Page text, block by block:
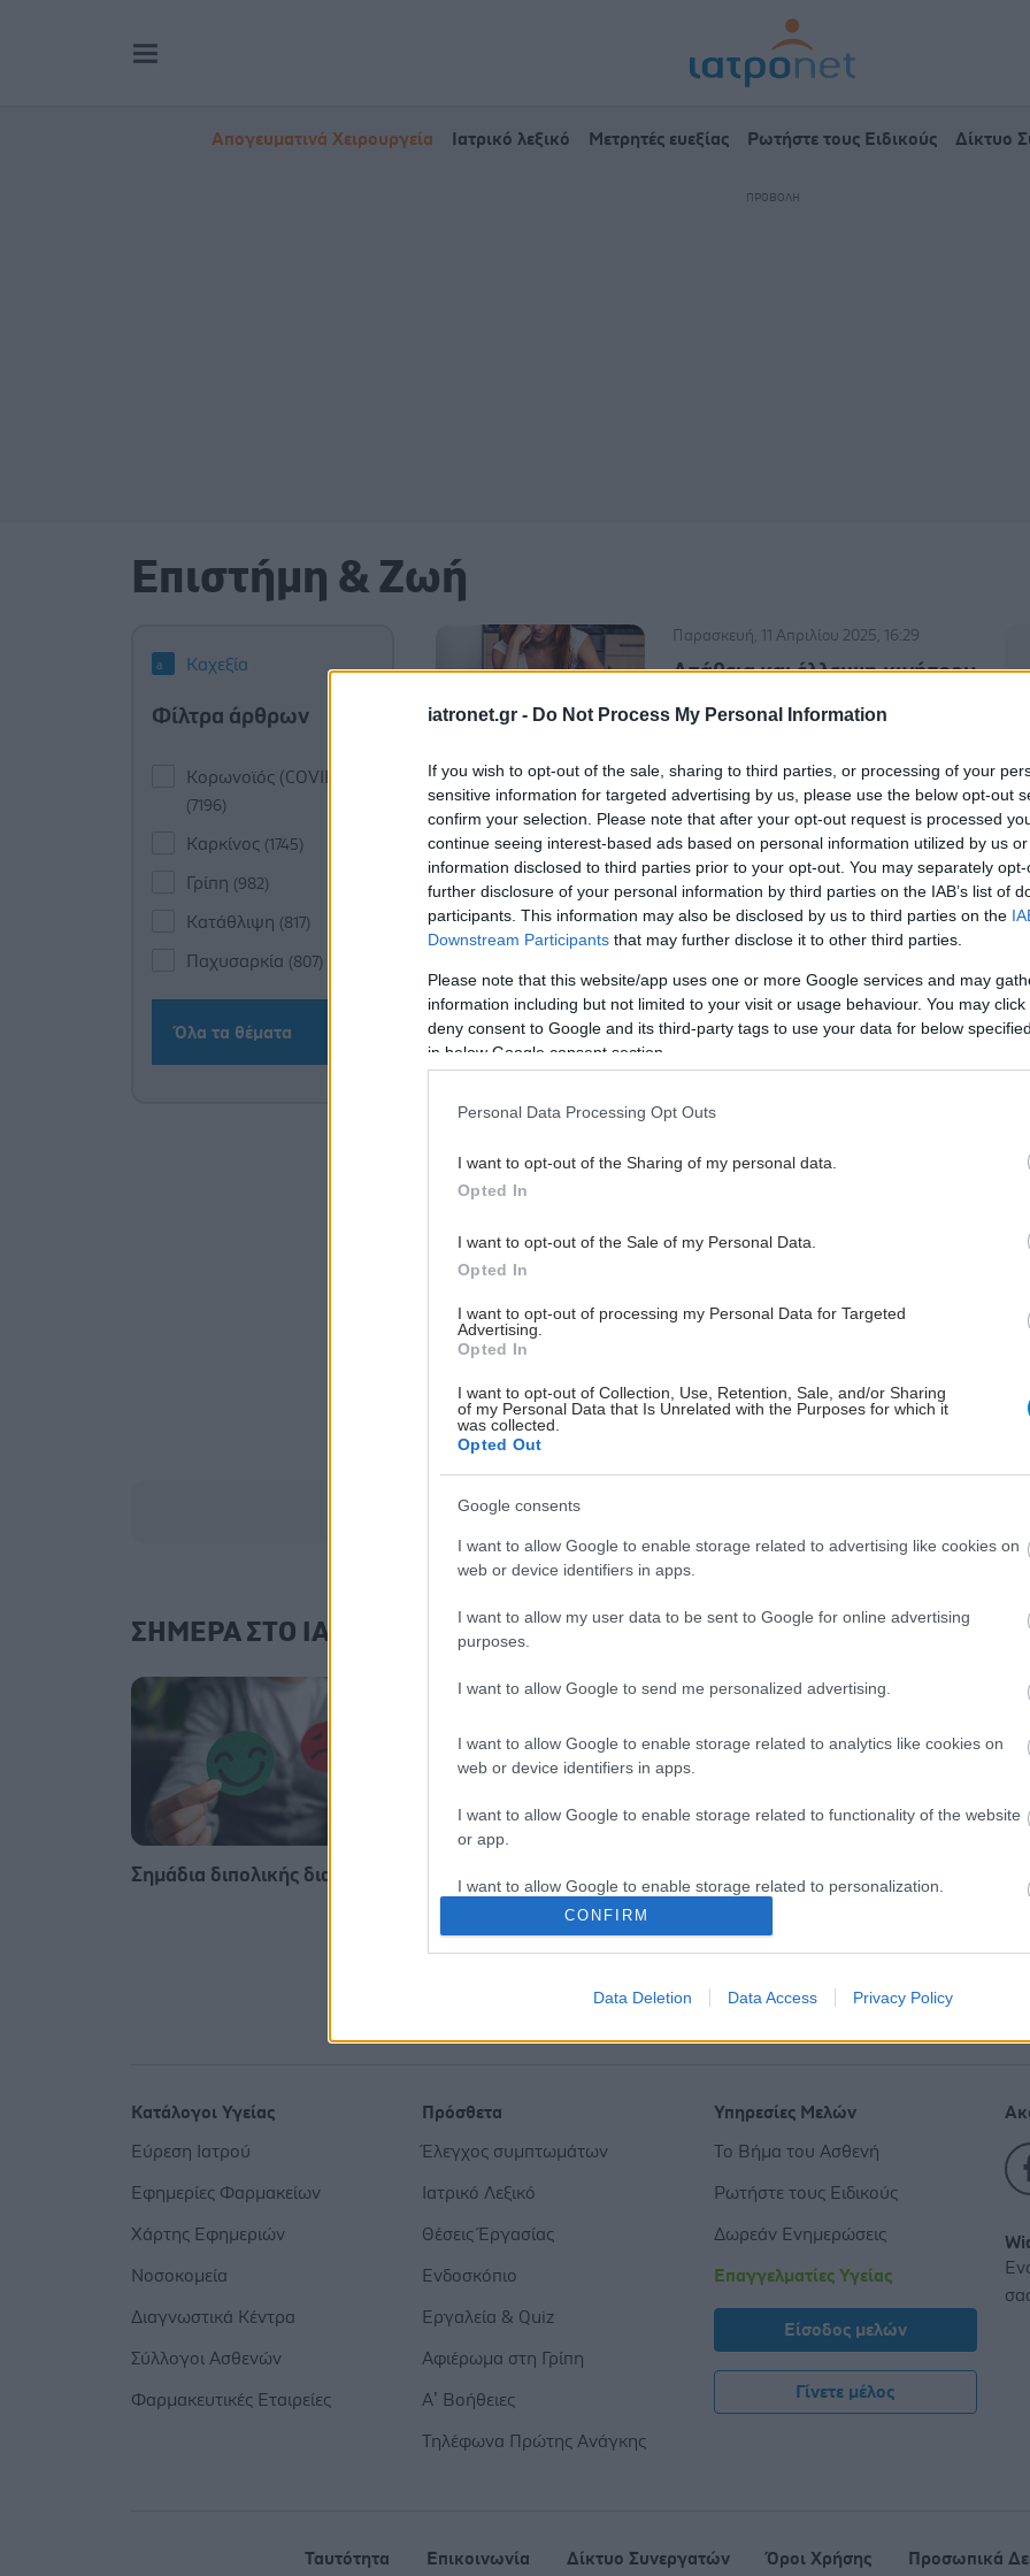
iatronet.gr - Do Not Process My Personal Information
If you wish to opt-out of the sale, sharing to third parties, or processing of your
sensitive information for targeted advertising by us, please use the below opt-out
confirm your selection. Please note that after your opt-out request is processed
continue seeing interest-based ads based on personal information utilized by us
information disclosed to third parties prior to your opt-out. You may separately
further disclosure of your personal information by third parties on the IAB’s list of
participants. This information may also be disclosed by us to third parties on the
Downstream Participants that may further disclose it to other third parties.
Please note that this website/app uses one or more Google services and may
information including but not limited to your visit or usage behaviour. You may
deny consent to Google and its third-party tags to use your data for below
in below Google consent section.
Personal Data Processing Opt Outs
I want to opt-out of the Sharing of my personal data.
Opted In
I want to opt-out of the Sale of my Personal Data.
Opted In
I want to opt-out of processing my Personal Data for Targeted
Advertising.
Opted In
I want to opt-out of Collection, Use, Retention, Sale, and/or Sharing
of my Personal Data that Is Unrelated with the Purposes for which it
was collected.
Opted Out
Google consents
I want to allow Google to enable storage related to advertising like cookies on
web or device identifiers in apps.
I want to allow my user data to be sent to Google for online advertising
purposes.
I want to allow Google to send me personalized advertising.
I want to allow Google to enable storage related to analytics like cookies on
web or device identifiers in apps.
I want to allow Google to enable storage related to functionality of the website
or app.
I want to allow Google to enable storage related to personalization.
I want to allow Google to enable storage related to security, including
CONFIRM
Data Deletion Data Access Privacy Policy
Απογευματινά Χειρουργεία Ιατρικό λεξικό Μετρητές ευεξίας Ρωτήστε τους Ειδικούς Δίκτυο
Επιστήμη & Ζωή
Καχεξία
Φίλτρα άρθρων
Κορωνοϊός (COVID-19)
(7196)
Καρκίνος (1745)
Γρίπη (982)
Κατάθλιψη (817)
Παχυσαρκία (807)
Όλα τα θέματα
Παρασκευή, 11 Απριλίου 2025, 16:29
Απάθεια και έλλειψη κινήτρου
καχεξίας [μελέτη]
Η απάθεια δεν είναι μόνο ψυχολογική
αντίδραση στην καχεξία αλλά είναι
ενσωματωμένη στη βιολογία της
νόσου.
Πέμπτη, 19 Σεπτεμβρίου 2024, 13:25
καρκινικής καχεξίας [μελέτη]
Τι ειπώθηκε σχετικά στο ετήσιο
Βαρκελώνη.
ΣΗΜΕΡΑ ΣΤΟ IATRONET.GR
Σημάδια διπολικής διαταραχής Φυτικές ίνες και οι μορφές τους
Αδ. Γεωργιάδης στη Ρόδο:
ενάμιση χρόνο, το
για την αντιμετώπιση των
προσωπικού
Κατάλογοι Υγείας
Εύρεση Ιατρού
Εφημερίες Φαρμακείων
Χάρτης Εφημεριών
Νοσοκομεία
Διαγνωστικά Κέντρα
Σύλλογοι Ασθενών
Φαρμακευτικές Εταιρείες
Πρόσθετα
Έλεγχος συμπτωμάτων
Ιατρικό Λεξικό
Θέσεις Έργασίας
Ενδοσκόπιο
Εργαλεία & Quiz
Αφιέρωμα στη Γρίπη
Α’ Βοήθειες
Τηλέφωνα Πρώτης Ανάγκης
Υπηρεσίες Μελών
Το Βήμα του Ασθενή
Ρωτήστε τους Ειδικούς
Δωρεάν Ενημερώσεις
Επαγγελματίες Υγείας
Είσοδος μελών
Γίνετε μέλος
Ταυτότητα Επικοινωνία Δίκτυο Συνεργατών Όροι Χρήσης Προσωπικά